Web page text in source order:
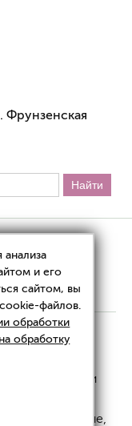
Фрунзенская
) –
к
проблем при
на спине,
и его
сайтом, вы
файлов.
обработки
обработку